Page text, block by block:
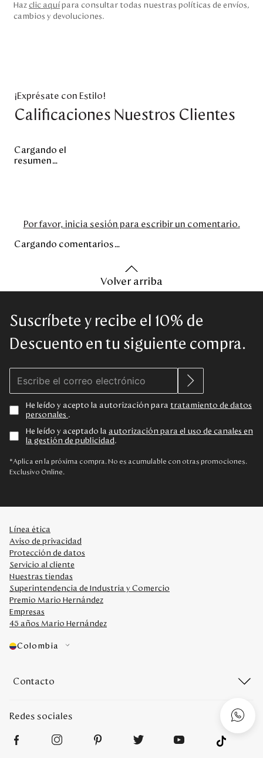
Haz clic aquí para consultar todas nuestras políticas de envíos,
cambios y devoluciones.
¡Exprésate con Estilo!
Calificaciones Nuestros Clientes
Cargando el
resumen…
Por favor, inicia sesión para escribir un comentario.
Cargando comentarios…
Volver arriba
Suscríbete y recibe el 10% de
Descuento en tu siguiente compra.
He leído y acepto la autorización para tratamiento de datos
personales .
He leído y aceptado la autorización para el uso de canales en
la gestión de publicidad .
*Aplica en la próxima compra. No es acumulable con otras promociones.
Exclusivo Online.
Línea ética
Aviso de privacidad
Protección de datos
Servicio al cliente
Nuestras tiendas
Superintendencia de Industria y Comercio
Premio Mario Hernández
Empresas
45 años Mario Hernández
Colombia
Contacto
Redes sociales